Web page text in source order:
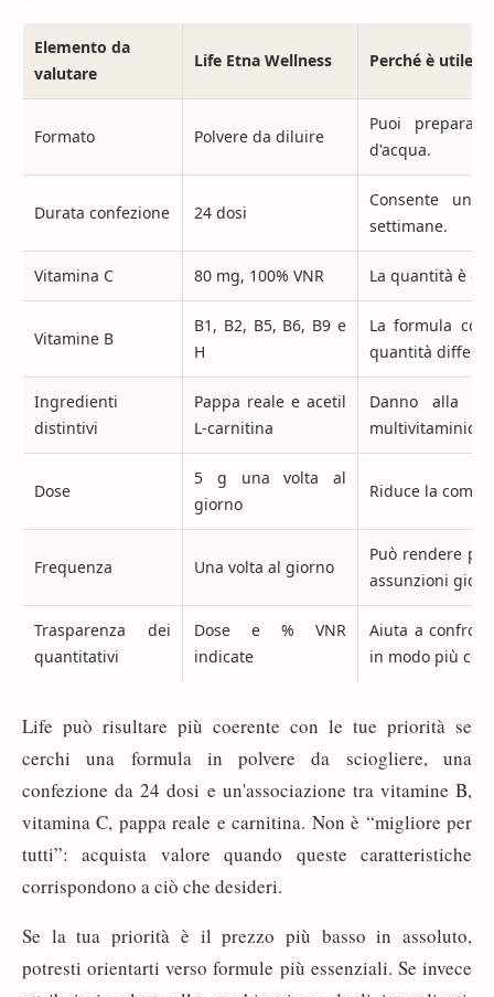
Elemento da
valutare
Life Etna Wellness Perché è utile
Formato Polvere da diluire
Puoi
d'acqua.
Durata confezione 24 dosi
Consente
settimane.
Vitamina C 80 mg, 100% VNR La quantità è
Vitamine B
B1, B2, B5, B6, B9 e
H
La formula
quantità
Ingredienti
distintivi
Pappa reale e acetil
L-carnitina
Danno alla
multivitaminico
Dose
5 g una volta al
giorno
Riduce la
Frequenza Una volta al giorno
Può rendere
assunzioni
Trasparenza dei
quantitativi
Dose e % VNR
indicate
Aiuta a
in modo più
Life può risultare più coerente con le tue priorità se
cerchi una formula in polvere da sciogliere, una
confezione da 24 dosi e un'associazione tra vitamine B,
vitamina C, pappa reale e carnitina. Non è “migliore per
tutti”: acquista valore quando queste caratteristiche
corrispondono a ciò che desideri.
Se la tua priorità è il prezzo più basso in assoluto,
potresti orientarti verso formule più essenziali. Se invece